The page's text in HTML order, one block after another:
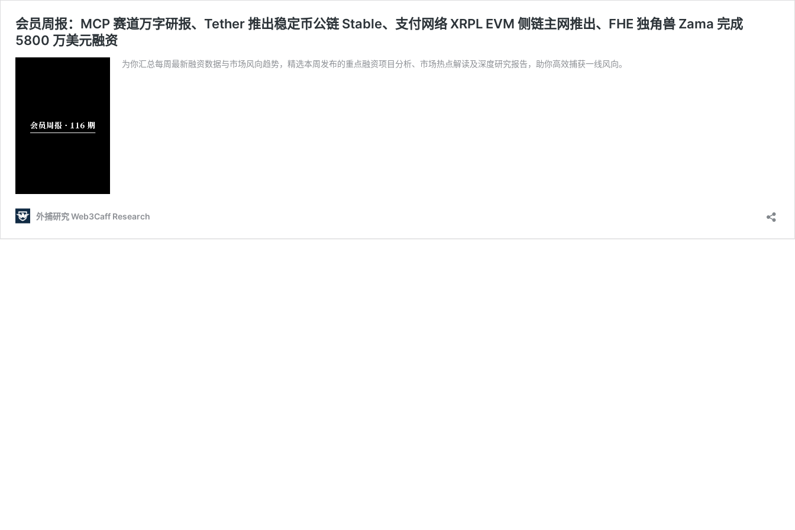
会员周报：MCP 赛道万字研报、Tether 推出稳定币公链 Stable、支付网络 XRPL EVM 侧链主网推出、FHE 独角兽 Zama 完成
5800 万美元融资
为你汇总每周最新融资数据与市场风向趋势，精选本周发布的重点融资项目分析、市场热点解读及深度研究报告，助你高效捕获一线风向。
外捕研究 Web3Caff Research